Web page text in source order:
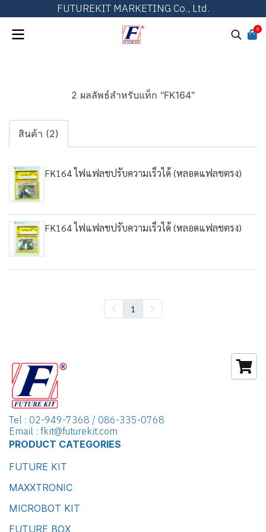
FUTUREKIT MARKETING Co., Ltd.
0
2 ผลลัพธ์สำหรับแท็ก "FK164"
สินค้า (2)
FK164 ไฟแฟลชปรับความเร็วได้ (หลอดแฟลชตรง)
FK164 ไฟแฟลชปรับความเร็วได้ (หลอดแฟลชตรง)
1
Tel : 02-949-7368 / 086-335-0768
Email : fkit@futurekit.com
PRODUCT CATEGORIES
FUTURE KIT
MAXXTRONIC
MICROBOT KIT
FUTURE BOX